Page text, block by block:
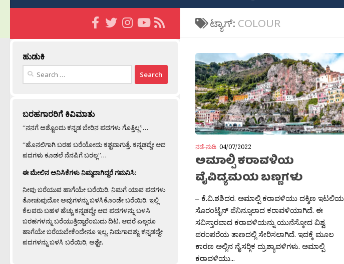
ಟ್ಯಾಗ್: COLOUR
ನಡೆ-ನುಡಿ 04/07/2022
ಅಮಾಲ್ಪಿ ಕರಾವಳಿಯ
ವೈವಿದ್ಯಮಯ ಬಣ್ಣಗಳು
– ಕೆ.ವಿ.ಶಶಿದರ. ಅಮಾಲ್ಪಿ ಕರಾವಳಿಯು ದಕ್ಶಿಣ ಇಟಲಿಯ
ಸೊರಂಟೈನ್ ಪೆನಿನ್ಸೂಲಾದ ಕರಾವಳಿಯಾಗಿದೆ. ಈ
ಸವಿಸ್ತಾರವಾದ ಕರಾವಳಿಯನ್ನು ಯುನೆಸ್ಕೋದ ವಿಶ್ವ
ಪರಂಪರೆಯ ತಾಣದಲ್ಲಿ ಸೇರಿಸಲಾಗಿದೆ. ಇದಕ್ಕೆ ಮೂಲ
ಕಾರಣ ಅಲ್ಲಿನ ನೈಸರ‍್ಗಿಕ ದ್ರುಶ್ಯಾವಳಿಗಳು. ಅಮಾಲ್ಪಿ
ಕರಾವಳಿಯು...
ಹುಡುಕಿ
Search
ಬರಹಗಾರರಿಗೆ ಕಿವಿಮಾತು
“ನನಗೆ ಅಶ್ಟೊಂದು ಕನ್ನಡ ಬೇರಿನ ಪದಗಳು ಗೊತ್ತಿಲ್ಲ”…
“ಹೊನಲಿಗಾಗಿ ಬರಹ ಬರೆಯೋದು ಕಶ್ಟವಾಗುತ್ತೆ. ಕನ್ನಡದ್ದೇ ಆದ
ಪದಗಳು ಕೂಡಲೆ ನೆನಪಿಗೆ ಬರಲ್ಲ”…
ಈ ಮೇಲಿನ ಅನಿಸಿಕೆಗಳು ನಿಮ್ಮದಾಗಿದ್ದರೆ ಗಮನಿಸಿ:
ನೀವು ಬರೆಯುವ ಹಾಗೆಯೇ ಬರೆಯಿರಿ. ನಿಮಗೆ ಯಾವ ಪದಗಳು
ತೋಚುವುದೋ ಅವುಗಳನ್ನು ಬಳಸಿಕೊಂಡೇ ಬರೆಯಿರಿ. ಇಲ್ಲಿ
ಕೆಲವರು ಬಹಳ ಹೆಚ್ಚು ಕನ್ನಡದ್ದೇ ಆದ ಪದಗಳನ್ನು ಬಳಸಿ
ಬರಹಗಳನ್ನು ಬರೆಯುತ್ತಿದ್ದಾರೆಂಬುದು ದಿಟ. ಆದರೆ ಎಲ್ಲರೂ
ಹಾಗೆಯೇ ಬರೆಯಬೇಕೆಂದೇನೂ ಇಲ್ಲ. ನಿಮಗಾದಶ್ಟು ಕನ್ನಡದ್ದೇ
ಪದಗಳನ್ನು ಬಳಸಿ ಬರೆಯಿರಿ, ಅಶ್ಟೇ.